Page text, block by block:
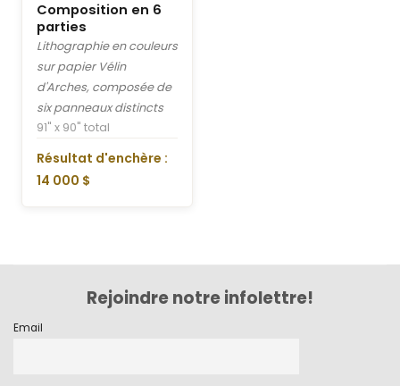
Composition en 6
parties
Lithographie en couleurs
sur papier Vélin
d'Arches, composée de
six panneaux distincts
91" x 90" total
Résultat d'enchère :
14 000 $
Rejoindre notre infolettre!
Email